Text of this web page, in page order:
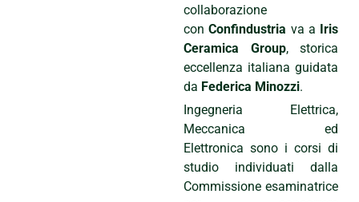
collaborazione
conConfindustria va a Iris
Ceramica Group, storica
eccellenza italiana guidata
da Federica Minozzi.
Ingegneria Elettrica,
Meccanica ed
Elettronica sono i corsi di
studio individuati dalla
Commissione esaminatrice